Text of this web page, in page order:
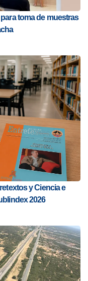
toma de muestras
y Ciencia e
2026